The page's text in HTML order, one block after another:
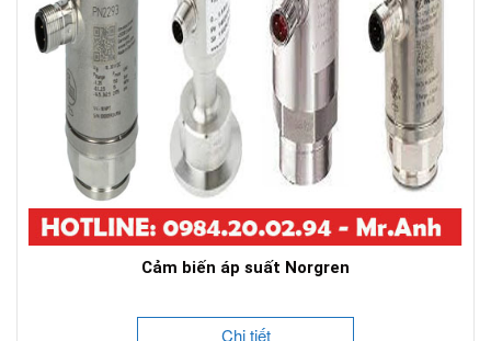
Cảm biến áp suất Norgren
Chi tiết